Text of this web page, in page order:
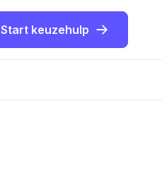
Start keuzehulp